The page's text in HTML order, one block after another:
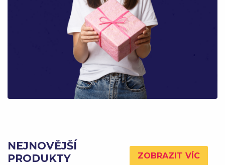
NEJNOVĚJŠÍ
PRODUKTY
ZOBRAZIT VÍC